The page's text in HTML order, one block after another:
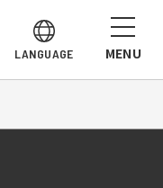
LANGUAGE MENU